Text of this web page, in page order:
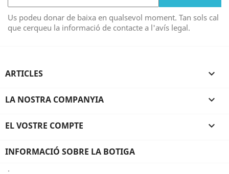
Us podeu donar de baixa en qualsevol moment. Tan sols cal
que cerqueu la informació de contacte a l'avís legal.
ARTICLES 
LA NOSTRA COMPANYIA 
EL VOSTRE COMPTE 
INFORMACIÓ SOBRE LA BOTIGA
.